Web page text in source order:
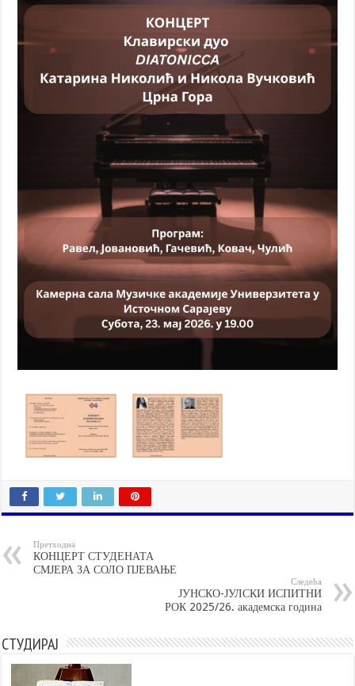
Претходна
КОНЦЕРТ СТУДЕНАТА
СМЈЕРА ЗА СОЛО ПЈЕВАЊЕ
Следећа
ЈУНСКО-ЈУЛСКИ ИСПИТНИ
РОК 2025/26. академска година
СТУДИРАЈ